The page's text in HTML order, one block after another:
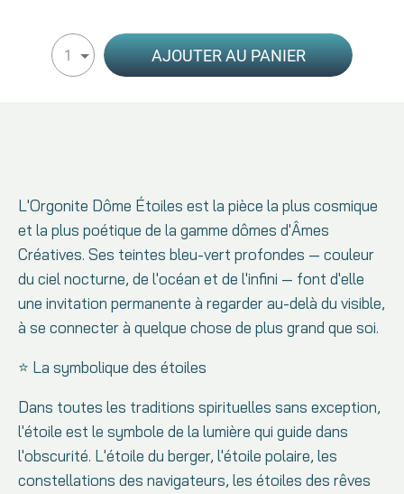
1 AJOUTER AU PANIER
L'Orgonite Dôme Étoiles est la pièce la plus cosmique
et la plus poétique de la gamme dômes d'Âmes
Créatives. Ses teintes bleu-vert profondes — couleur
du ciel nocturne, de l'océan et de l'infini — font d'elle
une invitation permanente à regarder au-delà du visible,
à se connecter à quelque chose de plus grand que soi.
⭐ La symbolique des étoiles
Dans toutes les traditions spirituelles sans exception,
l'étoile est le symbole de la lumière qui guide dans
l'obscurité. L'étoile du berger, l'étoile polaire, les
constellations des navigateurs, les étoiles des rêves